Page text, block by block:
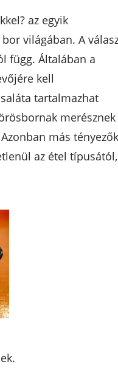
az egyik
világában. A
függ. Általában a
kell
tartalmazhat
merésznek
más
az étel típusától,